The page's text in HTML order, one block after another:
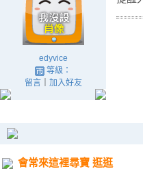
edyvice
等級：
留言｜ 加入好友
會常來這裡尋寶 逛逛